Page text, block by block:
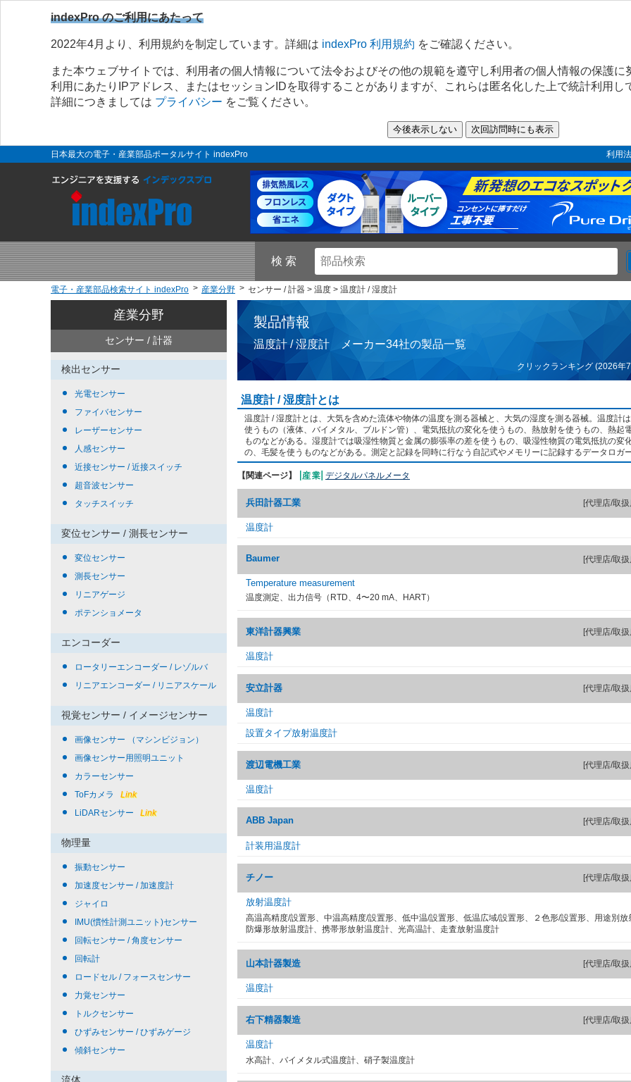
indexPro のご利用にあたって
2022年4月より、利用規約を制定しています。詳細は indexPro 利用規約 をご確認ください。
また本ウェブサイトでは、利用者の個人情報について法令およびその他の規範を遵守し利用者の個人情報の保護に
利用にあたりIPアドレス、またはセッションIDを取得することがありますが、これらは匿名化した上で統計利用し
詳細につきましては プライバシー をご覧ください。
日本最大の電子・産業部品ポータルサイト indexPro 利用
検 索
電子・産業部品検索サイト indexPro 産業分野 センサー / 計器 > 温度 > 温度計 / 湿度計
産業分野
センサー / 計器
検出センサー
光電センサー
ファイバセンサー
レーザーセンサー
人感センサー
近接センサー / 近接スイッチ
超音波センサー
タッチスイッチ
変位センサー / 測長センサー
変位センサー
測長センサー
リニアゲージ
ポテンショメータ
エンコーダー
ロータリーエンコーダー / レゾルバ
リニアエンコーダー / リニアスケール
視覚センサー / イメージセンサー
画像センサー （マシンビジョン）
画像センサー用照明ユニット
カラーセンサー
ToFカメラ
Link
LiDARセンサー
Link
物理量
振動センサー
加速度センサー / 加速度計
ジャイロ
IMU(慣性計測ユニット)センサー
回転センサー / 角度センサー
回転計
ロードセル / フォースセンサー
力覚センサー
トルクセンサー
ひずみセンサー / ひずみゲージ
傾斜センサー
製品情報
温度計 / 湿度計 メーカー34社の製品一覧
クリックランキング (2026年
温度計 / 湿度計とは
温度計 / 湿度計とは、大気を含めた流体や物体の温度を測る器械と、大気の湿度を測る器械。温度計
使うもの（液体、バイメタル、ブルドン管）、電気抵抗の変化を使うもの、熱放射を使うもの、熱起
ものなどがある。湿度計では吸湿性物質と金属の膨張率の差を使うもの、吸湿性物質の電気抵抗の変
の、毛髪を使うものなどがある。測定と記録を同時に行なう自記式やメモリーに記録するデータロガー
【関連ページ】 デジタルパネルメータ
兵田計器工業 [代理店/取
温度計
Baumer [代理店/取
Temperature measurement
温度測定、出力信号（RTD、4〜20 mA、HART）
東洋計器興業 [代理店/取
温度計
安立計器 [代理店/取
温度計
設置タイプ放射温度計
渡辺電機工業 [代理店/取
温度計
ABB Japan [代理店/取
計装用温度計
チノー [代理店/取
放射温度計
高温高精度/設置形、中温高精度/設置形、低中温/設置形、低温広域/設置形、２色形/設置形、用途別放
防爆形放射温度計、携帯形放射温度計、光高温計、走査放射温度計
山本計器製造 [代理店/取
温度計
右下精器製造 [代理店/取
温度計
水高計、バイメタル式温度計、硝子製温度計